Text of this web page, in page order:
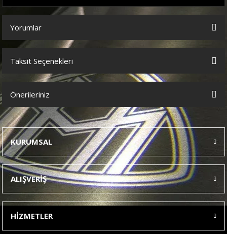
Yorumlar
Bu ürüne ilk yorumu siz yapın!
Taksit Seçenekleri
Önerileriniz
Bu ürünün fiyat bilgisi, resim, ürün açıklamalarında ve diğer
konularda yetersiz gördüğünüz noktaları öneri formunu kullanarak
tarafımıza iletebilirsiniz.
Görüş ve önerileriniz için teşekkür ederiz.
Ürün resmi kalitesiz, bozuk veya görüntülenemiyor.
Ürün açıklamasında eksik bilgiler bulunuyor.
Ürün bilgilerinde hatalar bulunuyor.
Ürün fiyatı diğer sitelerden daha pahalı.
Bu ürüne benzer farklı alternatifler olmalı.
KURUMSAL
ALIŞVERİŞ
HİZMETLER